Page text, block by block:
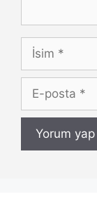
İsim
posta